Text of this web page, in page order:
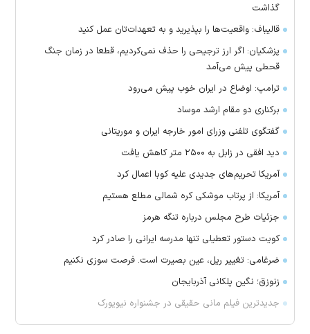
گذاشت
قالیباف: واقعیت‌ها را بپذیرید و به تعهدات‌تان عمل کنید
پزشکیان: اگر ارز ترجیحی را حذف نمی‌کردیم، قطعا در زمان جنگ
قحطی پیش می‌آمد
ترامپ: اوضاع در ایران خوب پیش می‌رود
برکناری دو مقام ارشد موساد
گفتگوی تلفنی وزرای امور خارجه ایران و موریتانی
دید افقی در زابل به ۲۵۰۰ متر کاهش یافت
آمریکا تحریم‌های جدیدی علیه کوبا اعمال کرد
آمریکا: از پرتاب موشکی کره شمالی مطلع هستیم
جزئیات طرح مجلس درباره تنگه هرمز
کویت دستور تعطیلی تنها مدرسه ایرانی را صادر کرد
ضرغامی: تغییر ریل، عین بصیرت است. فرصت سوزی نکنیم
زنوزق؛ نگین پلکانی آذربایجان
جدیدترین فیلم مانی حقیقی در جشنواره نیویورک